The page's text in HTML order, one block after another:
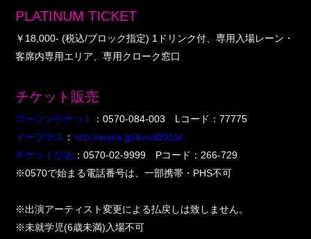
PLATINUM TICKET
￥18,000- (税込/ブロック指定) 1ドリンク付、専用入場レーン・
客席内専用エリア、専用クローク窓口
チケット販売
ローソンチケット ：0570-084-003 Lコード：77775
イープラス ： http://eplus.jp/avicii2015/
チケットぴあ ：0570-02-9999 Pコード：266-729
※0570で始まる電話番号は、一部携帯・PHS不可
※出演アーティスト変更による払戻しは致しません。
※未就学児(6歳未満)入場不可